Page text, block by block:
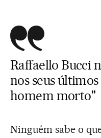
Raffaello Bucci
nos seus
homem morto"
Ninguém sabe o